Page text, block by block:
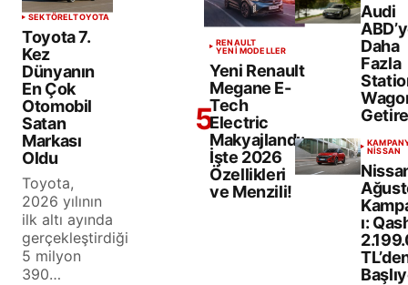
RENAULT
YENİ MODELLER
Yeni Renault
Megane E-
Tech
Electric
Makyajlandı:
İşte 2026
Özellikleri
ve Menzili!
SEKTÖRELTOYOTA
Toyota 7.
Kez
Dünyanın
En Çok
Otomobil
Satan
Markası
Oldu
Toyota,
2026 yılının
ilk altı ayında
gerçekleştirdiği
5 milyon
390…
Audi
Daha
Fazla
NISSAN
ı: